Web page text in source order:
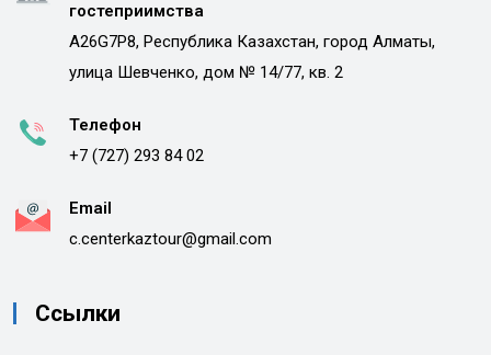
гостеприимства
A26G7P8, Республика Казахстан, город Алматы,
улица Шевченко, дом № 14/77, кв. 2
Телефон
+7 (727) 293 84 02
Email
c.centerkaztour@gmail.com
Ссылки